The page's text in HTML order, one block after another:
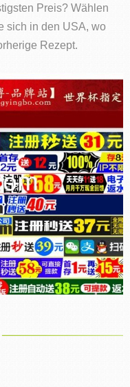
Preis? Wählen
sich in den USA, wo
Rezept.